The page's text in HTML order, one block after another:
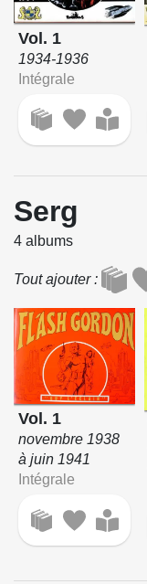
Vol. 1
1934-1936
Intégrale
Serg
4 albums
Tout ajouter
Vol. 1
novembre 1938
à juin 1941
Intégrale